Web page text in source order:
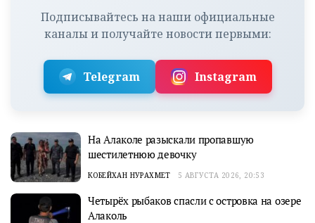
Подписывайтесь на наши официальные
каналы и получайте новости первыми:
Telegram Instagram
На Алаколе разыскали пропавшую
шестилетнюю девочку
КОБЕЙХАН НУРАХМЕТ 5 АВГУСТА 2026, 20:53
Четырёх рыбаков спасли с островка на озере
Алаколь